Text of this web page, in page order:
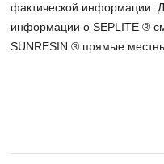
фактической информации.
информации о SEPLITE ®
SUNRESIN ® прямые